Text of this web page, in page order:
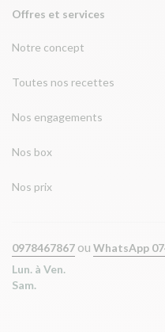
Offres et services
Notre concept
Toutes nos recettes
Nos engagements
Nos box
Nos prix
0978467867 ou WhatsApp
Lun. à Ven.
Sam.